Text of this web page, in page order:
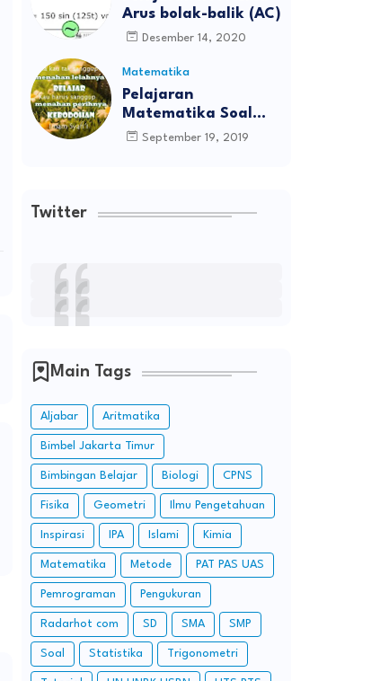
Arus bolak-balik (AC)
Desember 14, 2020
Matematika
Pelajaran
Matematika Soal
UTS/PTS Kelas 8
September 19, 2019
Twitter
Main Tags
Aljabar Aritmatika
Bimbel Jakarta Timur
Bimbingan Belajar Biologi CPNS
Fisika Geometri Ilmu Pengetahuan
Inspirasi IPA Islami Kimia
Matematika Metode PAT PAS UAS
Pemrograman Pengukuran
Radarhot com SD SMA SMP
Soal Statistika Trigonometri